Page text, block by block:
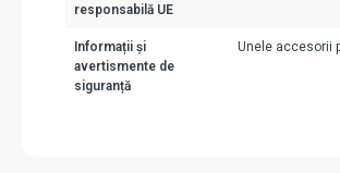
responsabilă UE
Informații și
avertismente de
siguranță
Unele accesorii